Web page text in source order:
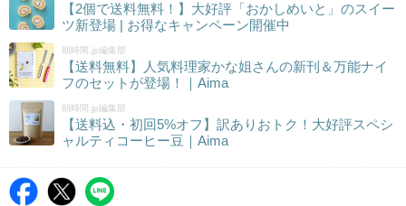
【2個で送料無料！】大好評「おかしめいと」のスイー
ツ新登場 | お得なキャンペーン開催中
朝時間.jp編集部
【送料無料】人気料理家かな姐さんの新刊＆万能ナイ
フのセットが登場！｜Aima
朝時間.jp編集部
【送料込・初回5%オフ】訳ありおトク！大好評スペシ
ャルティコーヒー豆｜Aima